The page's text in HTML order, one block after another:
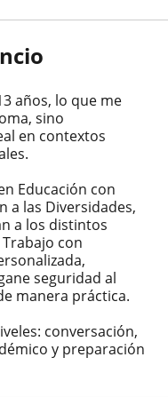
años, lo que me
sino
en contextos
Educación con
a las Diversidades,
a los distintos
con
seguridad al
manera práctica.
conversación,
y preparación